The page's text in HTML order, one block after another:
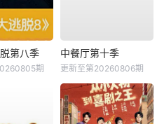
第八季
期
中餐厅第十季
更新至第20260806期